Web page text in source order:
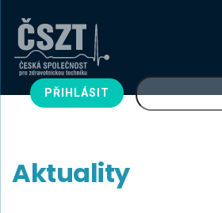
PŘIHLÁSIT
Hledat
Aktuality